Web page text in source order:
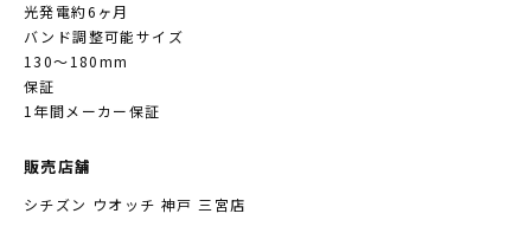
光発電約6ヶ月
バンド調整可能サイズ
130～180mm
保証
1年間メーカー保証
販売店舗
シチズン ウオッチ 神戸 三宮店